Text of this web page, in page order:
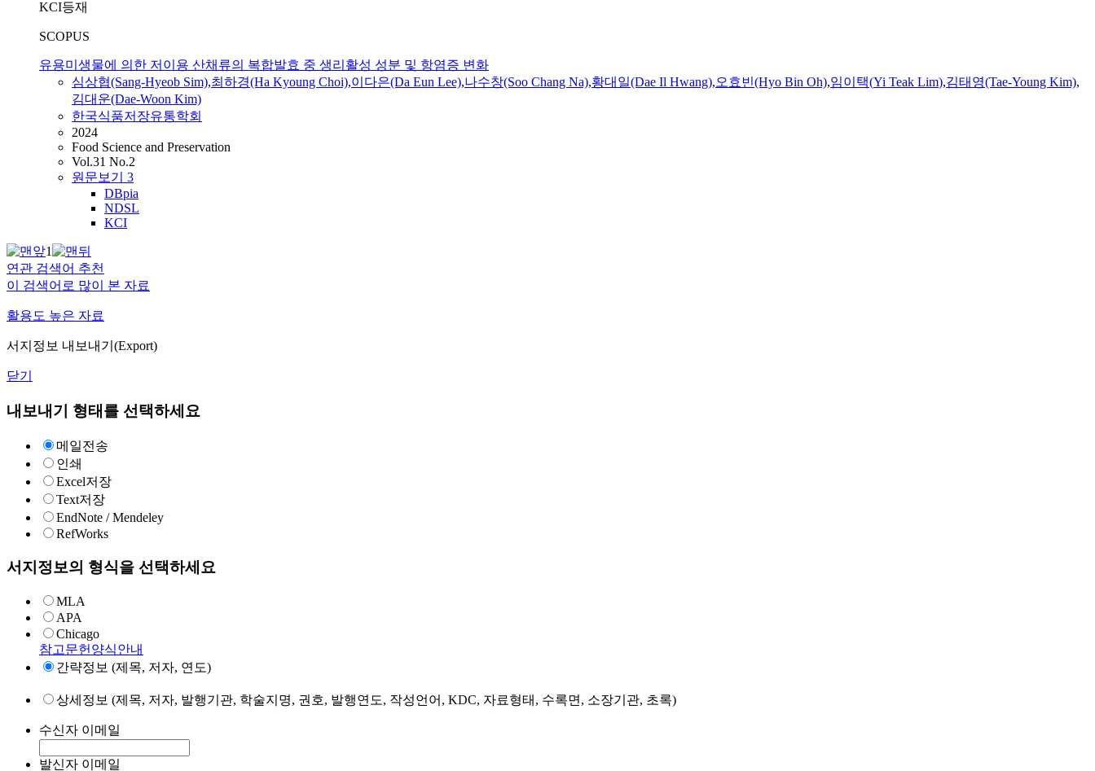
KCI등재
SCOPUS
유용미생물에 의한 저이용 산채류의 복합발효 중 생리활성 성분 및 항염증 변화
심상협(Sang-Hyeob Sim),최하경(Ha Kyoung Choi),이다은(Da Eun Lee),나수창(Soo Chang Na),황대일(Dae Il Hwang),오효빈(Hyo Bin Oh),임이택(Yi Teak Lim),김태영(Tae-Young Kim),
김대운(Dae-Woon Kim)
한국식품저장유통학회
2024
Food Science and Preservation
Vol.31 No.2
원문보기 3
DBpia
NDSL
KCI
1
연관 검색어 추천
이 검색어로 많이 본 자료
활용도 높은 자료
서지정보 내보내기(Export)
닫기
내보내기 형태를 선택하세요
메일전송
인쇄
Excel저장
Text저장
EndNote / Mendeley
RefWorks
서지정보의 형식을 선택하세요
MLA
APA
Chicago
참고문헌양식안내
간략정보 (제목, 저자, 연도)
상세정보 (제목, 저자, 발행기관, 학술지명, 권호, 발행연도, 작성언어, KDC, 자료형태, 수록면, 소장기관, 초록)
수신자 이메일
발신자 이메일